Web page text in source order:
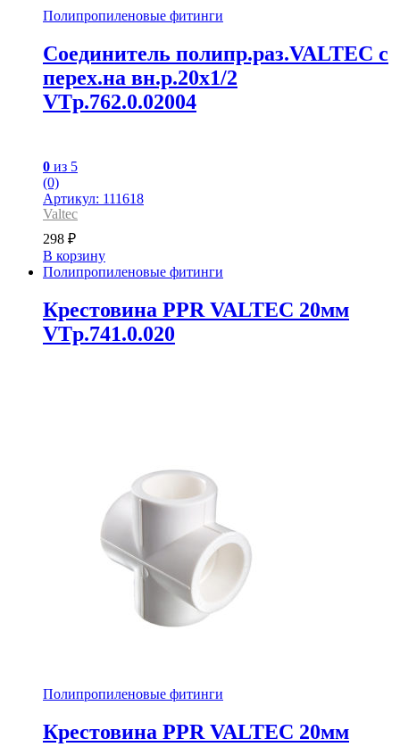
Полипропиленовые фитинги
Соединитель полипр.раз.VALTEC с
перех.на вн.р.20х1/2
VTp.762.0.02004
0 из 5
(0)
Артикул: 111618
Valtec
298 ₽
В корзину
Полипропиленовые фитинги
Крестовина PPR VALTEC 20мм
VTp.741.0.020
Полипропиленовые фитинги
Крестовина PPR VALTEC 20мм